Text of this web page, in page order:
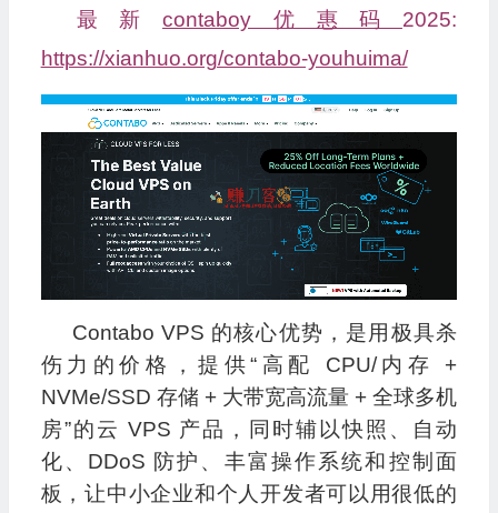
最新contaboy优惠码 2025:
https://xianhuo.org/contabo-youhuima/
Contabo VPS 的核心优势，是用极具杀
伤力的价格，提供“高配 CPU/内存 +
NVMe/SSD 存储 + 大带宽高流量 + 全球多机
房”的云 VPS 产品，同时辅以快照、自动
化、DDoS 防护、丰富操作系统和控制面
板，让中小企业和个人开发者可以用很低的